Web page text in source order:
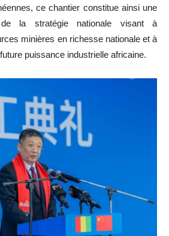
ce chantier constitue ainsi une
de la stratégie nationale visant à
minières en richesse nationale et à
puissance industrielle africaine.